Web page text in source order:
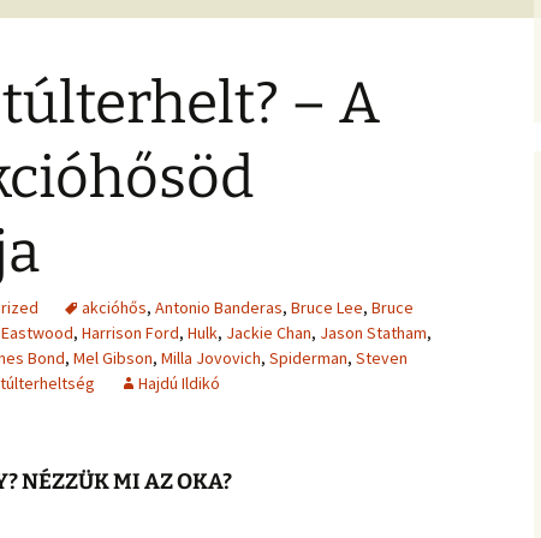
–
– 4
–
Ügyfelek meséi
ÉFT esetek –
tanítványoktól
Vegyes esetek
FASTER EFT esetek
GYEREKBAJOK
felismeréseimet és
Általános Szerződési
Feltételek
– A
akcióhős, Antonio Banderas, Bruce Lee, Bruce
, Harrison Ford, Hulk, Jackie Chan, Jason Statham,
Bond, Mel Gibson, Milla Jovovich, Spiderman, Steven
túlterheltség Hajdú Ildikó
NÉZZÜK MI AZ OKA?